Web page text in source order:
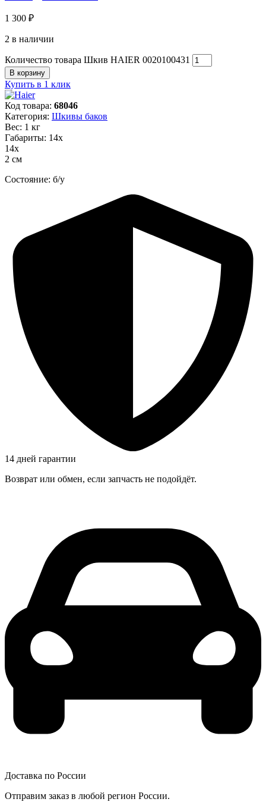
1 300 ₽
2 в наличии
Количество товара Шкив HAIER 0020100431
В корзину
Купить в 1 клик
Код товара: 68046
Категория: Шкивы баков
Вес: 1 кг
Габариты: 14х
14х
2 см
Состояние: б/у
14 дней гарантии
Возврат или обмен, если запчасть не подойдёт.
Доставка по России
Отправим заказ в любой регион России.